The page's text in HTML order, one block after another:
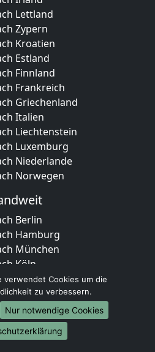
Lettland
Zypern
Kroatien
Estland
Finnland
Frankreich
Griechenland
Italien
Liechtenstein
Luxemburg
Niederlande
Norwegen
Berlin
Hamburg
München
Köln
Frankfurt am Main
Stuttgart
Düsseldorf
Leipzig
Dortmund
verwendet Cookies um die
zu verbessern.
Nur notwendige Cookies